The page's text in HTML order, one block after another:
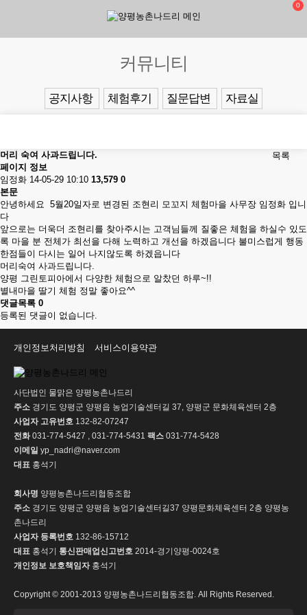
0
커뮤니티
공지사항 체험후기 질문답변 자료실
목록
머리 숙여 사과드립니다.
페이지 정보
임정화 14-05-29 10:10 13,579 0
본문
안녕하세요 5월20일자로 변경된 조현리 모꼬지 체험마을 사무장 임정화 입니
다
앞으로는 더욱더 조현리를 찾아주시는 고객님들께 질좋은 체험을 하실수 있도
록 마을 분 전체가 최선을 다해 노력하고 개선을 하겠읍니다 불미스럽게 행동
한점들이 다시는 일어 나지않도록 하겠읍니다
머리숙여 사과드립니다.
양평 그린토피아에서 다양한 체험으로 알찼던 하루~!!
별내마을 딸기 체험 정말 좋아요^^
댓글목록 0
등록된 댓글이 없습니다.
개인정보처리방침 서비스이용약관
사단법인 물맑은 양평농촌나드리
주소 경기도 양평군 양평읍 농업기술센터길 37, 양평군 문화체육센터 2층
사업자 고유번호 132-82-07247
전화031-774-5427 , 031-774-5431 팩스 031-774-5428
이메일 yp_nadri@naver.com
대표 홍석기
회사명 양평농촌나드리협동조합
주소 경기도 양평군 양평읍 농업기술센터길37 양평문화체육센터 2층 양평농
촌나드리
사업자 등록번호 132-86-15712
대표 홍석기 통신판매업신고번호 2014-경기양평-0024호
개인정보 보호책임자홍석기
Copyright © 2001-2013 양평농촌나드리협동조합. All Rights Reserved.